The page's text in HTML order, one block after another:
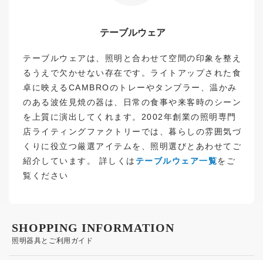
テーブルウェア
テーブルウェアは、照明と合わせて空間の印象を整え
るうえで欠かせない存在です。ライトアップされた食
卓に映えるCAMBROのトレーやタンブラー、温かみ
のある波佐見焼の器は、日常の食事や来客時のシーン
を上質に演出してくれます。2002年創業の照明専門
店ライティングファクトリーでは、暮らしの雰囲気づ
くりに役立つ厳選アイテムを、照明選びとあわせてご
紹介しています。 詳しくは テーブルウェア一覧をご
覧ください
照明器具とご利用ガイド
SHOPPING INFORMATION